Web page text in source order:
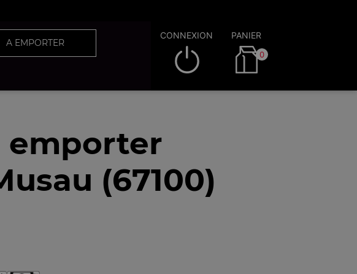
A EMPORTER
CONNEXION PANIER
0
emporter
(67100)